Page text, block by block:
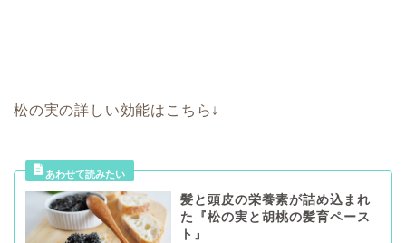
松の実の詳しい効能はこちら↓
髪と頭皮の栄養素が詰め込まれ
た『松の実と胡桃の髪育ペース
ト』